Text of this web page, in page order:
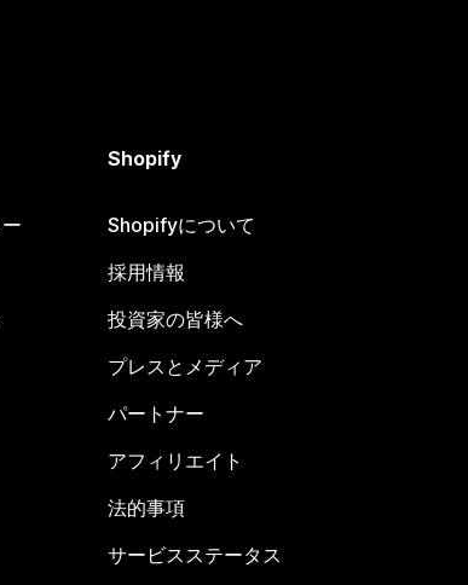
Shopify
Shopifyについて
採用情報
投資家の皆様へ
プレスとメディア
パートナー
アフィリエイト
法的事項
サービスステータス